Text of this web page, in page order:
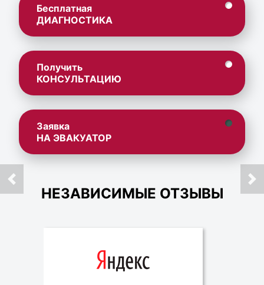
Бесплатная
ДИАГНОСТИКА
Получить
КОНСУЛЬТАЦИЮ
Заявка
НА ЭВАКУАТОР
НЕЗАВИСИМЫЕ ОТЗЫВЫ